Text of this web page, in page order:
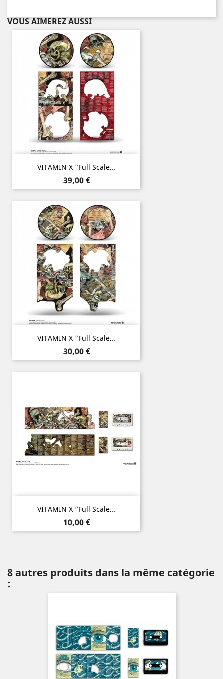
VOUS AIMEREZ AUSSI
VITAMIN X "Full Scale...
Prix
39,00 €
VITAMIN X "Full Scale...
Prix
30,00 €
VITAMIN X “Full Scale...
Prix
10,00 €
8 autres produits dans la même catégorie
: